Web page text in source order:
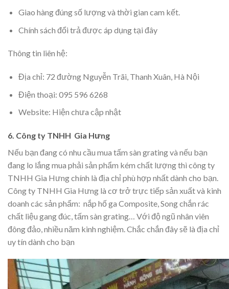
Giao hàng đúng số lượng và thời gian cam kết.
Chính sách đổi trả được áp dụng tại đây
Thông tin liên hệ:
Địa chỉ: 72 đường Nguyễn Trãi, Thanh Xuân, Hà Nội
Điện thoại: 095 596 6268
Website: Hiện chưa cập nhật
6. Công ty TNHH Gia Hưng
Nếu bạn đang có nhu cầu mua tấm sàn grating và nếu bạn
đang lo lắng mua phải sản phẩm kém chất lượng thì công ty
TNHH Gia Hưng chính là địa chỉ phù hợp nhất dành cho bạn.
Công ty TNHH Gia Hưng là cơ trở trực tiếp sản xuất và kinh
doanh các sản phẩm: nắp hố ga Composite, Song chắn rác
chất liệu gang đúc, tấm sàn grating… Với độ ngũ nhân viên
đông đảo, nhiều năm kinh nghiệm. Chắc chắn đây sẽ là địa chỉ
uy tín dành cho bạn